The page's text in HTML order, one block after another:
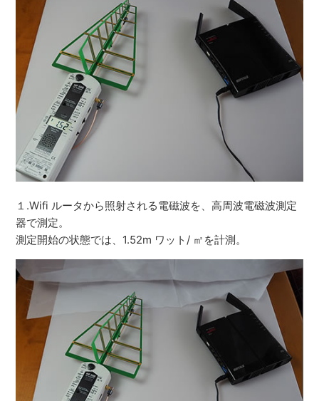
１.Wifi ルータから照射される電磁波を、高周波電磁波測定
器で測定。
測定開始の状態では、1.52m ワット/ ㎡を計測。